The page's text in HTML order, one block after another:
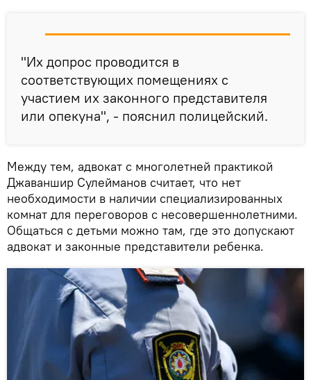
"Их допрос проводится в
соответствующих помещениях с
участием их законного представителя
или опекуна", - пояснил полицейский.
Между тем, адвокат с многолетней практикой
Джаваншир Сулейманов считает, что нет
необходимости в наличии специализированных
комнат для переговоров с несовершеннолетними.
Общаться с детьми можно там, где это допускают
адвокат и законные представители ребенка.